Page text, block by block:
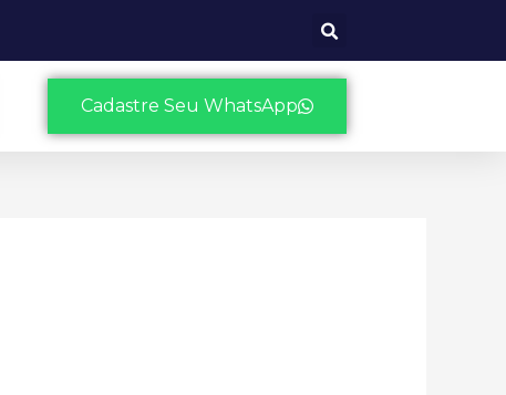
Cadastre Seu WhatsApp